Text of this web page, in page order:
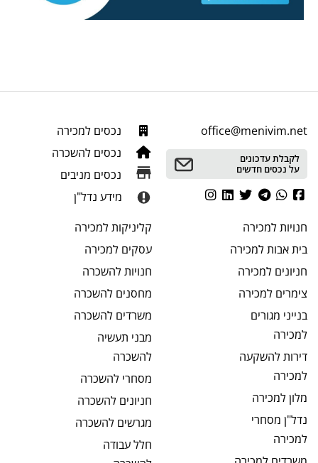
office@menivim.net
לקבלת עדכונים
על נכסים חדשים
נכסים למכירה
נכסים להשכרה
נכסים מניבים
מידע נדל"ן
חנויותלמכירה
בית אבותלמכירה
חניונים למכירה
צימרים למכירה
בנייני מגורים
למכירה
דירות להשקעה
למכירה
מלון למכירה
נדל"ן מסחרי
למכירה
קליניקותלמכירה
עסקים למכירה
חנויותלהשכרה
מחסנים להשכרה
משרדים להשכרה
מבני תעשיה
להשכרה
מסחרי להשכרה
חניונים להשכרה
מגרשים להשכרה
חלל עבודה